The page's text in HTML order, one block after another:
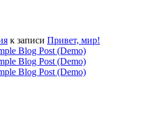
к записи Привет, мир!
Blog Post (Demo)
Blog Post (Demo)
Blog Post (Demo)